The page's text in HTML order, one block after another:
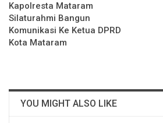
Kapolresta Mataram
Silaturahmi Bangun
Komunikasi Ke Ketua DPRD
Kota Mataram
YOU MIGHT ALSO LIKE